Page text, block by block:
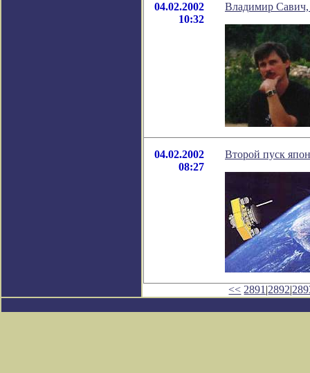
04.02.2002
10:32
Владимир
04.02.2002
08:27
Второй пуск
<< 2891 |2892|